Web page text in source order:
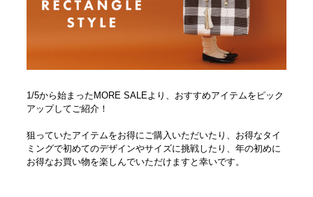
1/5から始まったMORE SALEより、おすすめアイテムをピック
アップしてご紹介！
狙っていたアイテムをお得にご購入いただいたり、お得なタイ
ミングで初めてのデザインやサイズに挑戦したり、年の初めに
お得なお買い物を楽しんでいただけますと幸いです。